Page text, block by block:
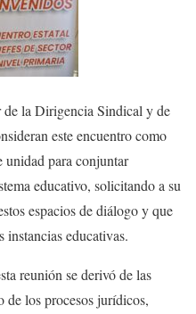
de la Dirigencia Sindical y de
este encuentro como
unidad para conjuntar
educativo, solicitando a su
espacios de diálogo y que
instancias educativas.
reunión se derivó de las
de los procesos jurídicos,